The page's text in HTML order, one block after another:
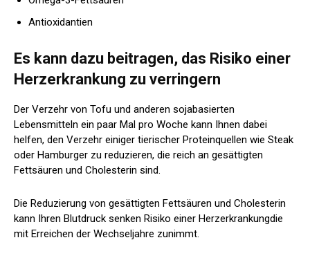
Antioxidantien
Es kann dazu beitragen, das Risiko einer
Herzerkrankung zu verringern
Der Verzehr von Tofu und anderen sojabasierten
Lebensmitteln ein paar Mal pro Woche kann Ihnen dabei
helfen, den Verzehr einiger tierischer Proteinquellen wie Steak
oder Hamburger zu reduzieren, die reich an gesättigten
Fettsäuren und Cholesterin sind.
Die Reduzierung von gesättigten Fettsäuren und Cholesterin
kann Ihren Blutdruck senken Risiko einer Herzerkrankungdie
mit Erreichen der Wechseljahre zunimmt.